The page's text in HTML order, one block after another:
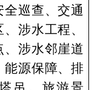
巡查、交通
涉水工程、
涉水邻崖道
能源保障、排